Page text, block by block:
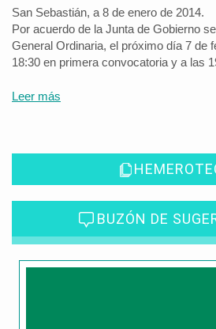
San Sebastián, a 8 de enero de 2014.
Por acuerdo de la Junta de Gobierno
General Ordinaria, el próximo día 7 de
18:30 en primera convocatoria y a las
Leer más
BUZÓN DE